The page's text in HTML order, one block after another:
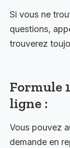
Si vous ne
questions,
trouverez
Formule
ligne :
Vous pouvez
demande en